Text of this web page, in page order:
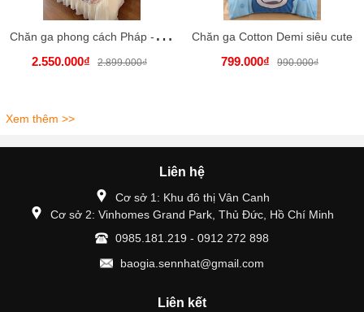
C
hăn ga phong cách Pháp - Lụa 100s cao cấp
2.550.000₫ 2.899.000₫
Chăn ga Cotton Demi siêu cute
799.000₫ 990.000₫
Xem thêm >>
Liên hệ
Cơ sở 1: Khu đô thị Vân Canh
Cơ sở 2: Vinhomes Grand Park, Thủ Đức, Hồ Chí Minh
0985.181.219 - 0912 272 898
baogia.sennhat@gmail.com
Liên kết